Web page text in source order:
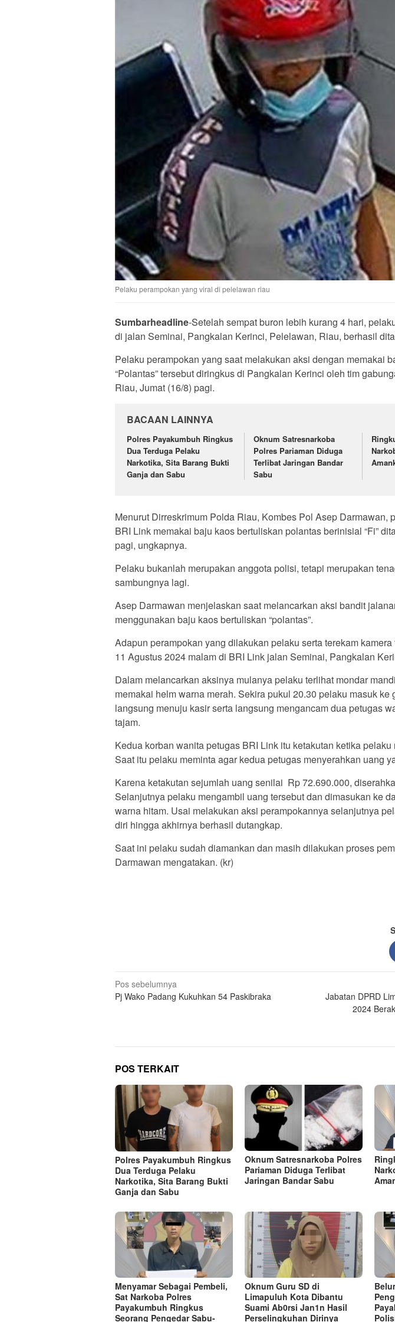
Pelaku perampokan yang viral di pelelawan riau
Sumbarheadline-Setelah sempat buron lebih kurang 4 hari,
di jalan Seminai, Pangkalan Kerinci, Pelelawan, Riau, berhasil
Pelaku perampokan yang saat melakukan aksi dengan memakai
“Polantas” tersebut diringkus di Pangkalan Kerinci oleh tim
Riau, Jumat (16/8) pagi.
BACAAN LAINNYA
Polres Payakumbuh Ringkus
Dua Terduga Pelaku
Narkotika, Sita Barang Bukti
Ganja dan Sabu
Oknum Satresnarkoba
Polres Pariaman Diduga
Terlibat Jaringan Bandar
Sabu
Menurut Dirreskrimum Polda Riau, Kombes Pol Asep Darmawan,
BRI Link memakai baju kaos bertuliskan polantas berinisial “Fi”
pagi, ungkapnya.
Pelaku bukanlah merupakan anggota polisi, tetapi merupakan
sambungnya lagi.
Asep Darmawan menjelaskan saat melancarkan aksi bandit
menggunakan baju kaos bertuliskan “polantas”.
Adapun perampokan yang dilakukan pelaku serta terekam
11 Agustus 2024 malam di BRI Link jalan Seminai, Pangkalan
Dalam melancarkan aksinya mulanya pelaku terlihat mondar
memakai helm warna merah. Sekira pukul 20.30 pelaku masuk ke
langsung menuju kasir serta langsung mengancam dua petugas
tajam.
Kedua korban wanita petugas BRI Link itu ketakutan ketika pelaku
Saat itu pelaku meminta agar kedua petugas menyerahkan uang
Karena ketakutan sejumlah uang senilai Rp 72.690.000,
Selanjutnya pelaku mengambil uang tersebut dan dimasukan ke
warna hitam. Usai melakukan aksi perampokannya selanjutnya
diri hingga akhirnya berhasil dutangkap.
Saat ini pelaku sudah diamankan dan masih dilakukan proses
Darmawan mengatakan. (kr)
Navigasi
pos
Pos sebelumnya
Pj Wako Padang Kukuhkan 54 Paskibraka
Jabatan DPRD
2024
POS TERKAIT
Polres Payakumbuh Ringkus
Dua Terduga Pelaku
Narkotika, Sita Barang Bukti
Ganja dan Sabu
Oknum Satresnarkoba Polres
Pariaman Diduga Terlibat
Jaringan Bandar Sabu
Menyamar Sebagai Pembeli,
Sat Narkoba Polres
Payakumbuh Ringkus
Seorang Pengedar Sabu-
Oknum Guru SD di
Limapuluh Kota Dibantu
Suami Ab0rsi Jan1n Hasil
Perselingkuhan Dirinya